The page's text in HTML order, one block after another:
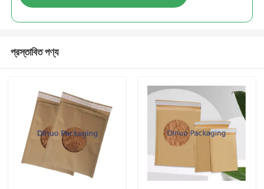
প্রস্তাবিত পণ্য